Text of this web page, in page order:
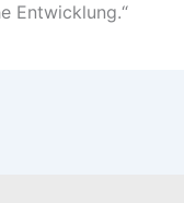
Entwicklung.“